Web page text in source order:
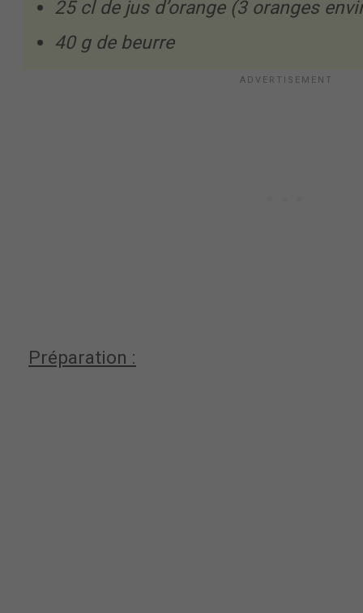
25 cl de jus d’orange (3 oranges
40 g de beurre
Préparation :